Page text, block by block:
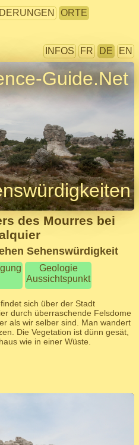
ORTE
INFOS
FR DE EN
Guide.Net
des Mourres bei
Sehenswürdigkeit
Geologie
Aussichtspunkt
sich über der Stadt
durch überraschende Felsdome
als wir selber sind. Man wandert
Die Vegetation ist dünn gesät,
wie in einer Wüste.